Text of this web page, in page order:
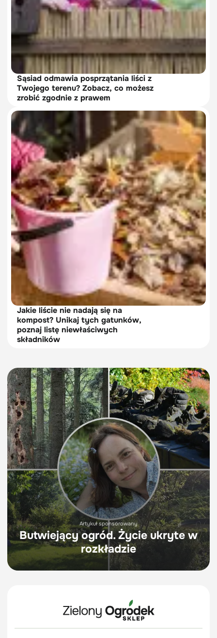
Sąsiad odmawia posprzątania liści z
Twojego terenu? Zobacz, co możesz
zrobić zgodnie z prawem
Jakie liście nie nadają się na
kompost? Unikaj tych gatunków,
poznaj listę niewłaściwych
składników
Artykuł sponsorowany
Butwiejący ogród. Życie ukryte w
rozkładzie